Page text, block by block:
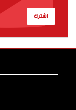
اشترك